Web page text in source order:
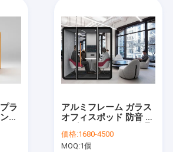
ラ
グ
アルミフレーム ガラス
オフィスポッド 防音 オ
具
価格:1680-4500
MOQ:1個